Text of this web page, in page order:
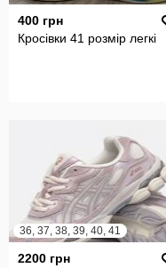
400 грн
Кросівки 41 розмір легкі
36, 37, 38, 39, 40, 41
2200 грн